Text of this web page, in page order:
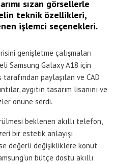
sızan görsellerle
teknik özellikleri,
işlemci seçenekleri.
genişletme çalışmaları
Samsung Galaxy A18 için
tarafından paylaşılan ve CAD
aygıtın tasarım lisanını ve
önüne serdi.
beklenen akıllı telefon,
bir estetik anlayışı
değerli değişikliklere konut
bütçe dostu akıllı